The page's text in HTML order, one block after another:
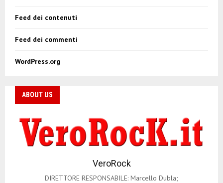
a
z
i
e
Feed dei contenuti
Feed dei commenti
WordPress.org
ABOUT US
VeroRock
DIRETTORE RESPONSABILE: Marcello Dubla;